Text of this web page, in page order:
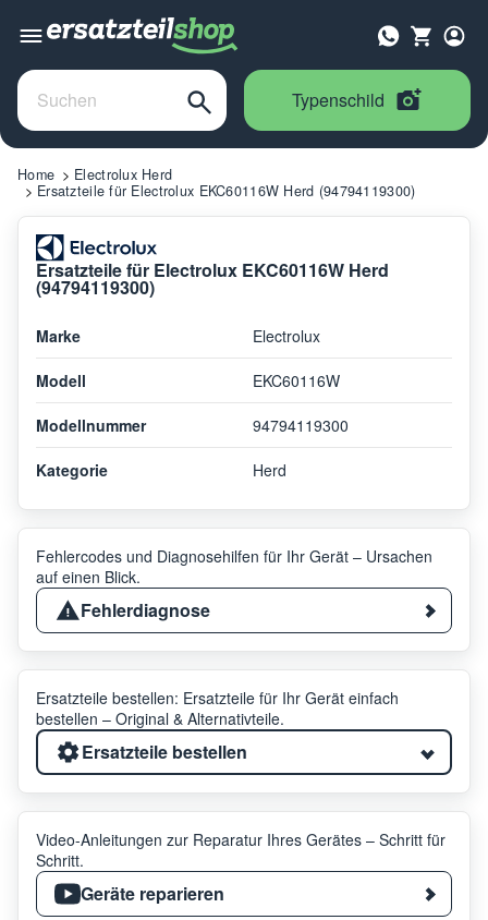
Typenschild
Home
Electrolux Herd
Ersatzteile für Electrolux EKC60116W Herd (94794119300)
Ersatzteile für Electrolux EKC60116W Herd
(94794119300)
Marke Electrolux
Modell EKC60116W
Modellnummer 94794119300
Kategorie Herd
Fehlercodes und Diagnosehilfen für Ihr Gerät – Ursachen
auf einen Blick.
Fehlerdiagnose
Ersatzteile bestellen: Ersatzteile für Ihr Gerät einfach
bestellen – Original & Alternativteile.
Ersatzteile bestellen
Video-Anleitungen zur Reparatur Ihres Gerätes – Schritt für
Schritt.
Geräte reparieren